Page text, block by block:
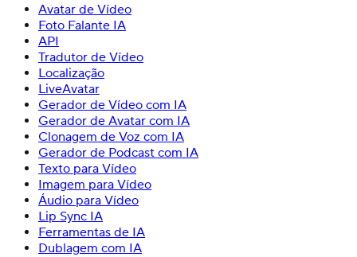
Avatar de Vídeo
Foto Falante IA
API
Tradutor de Vídeo
Localização
LiveAvatar
Gerador de Vídeo com IA
Gerador de Avatar com IA
Clonagem de Voz com IA
Gerador de Podcast com IA
Texto para Vídeo
Imagem para Vídeo
Áudio para Vídeo
Lip Sync IA
Ferramentas de IA
Dublagem com IA